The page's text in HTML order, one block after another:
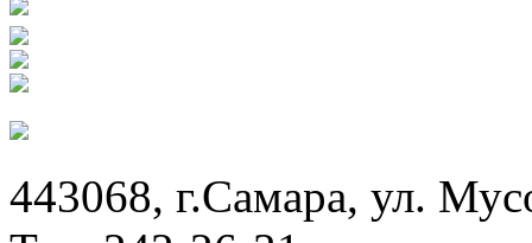
443068, г.Самара, ул.